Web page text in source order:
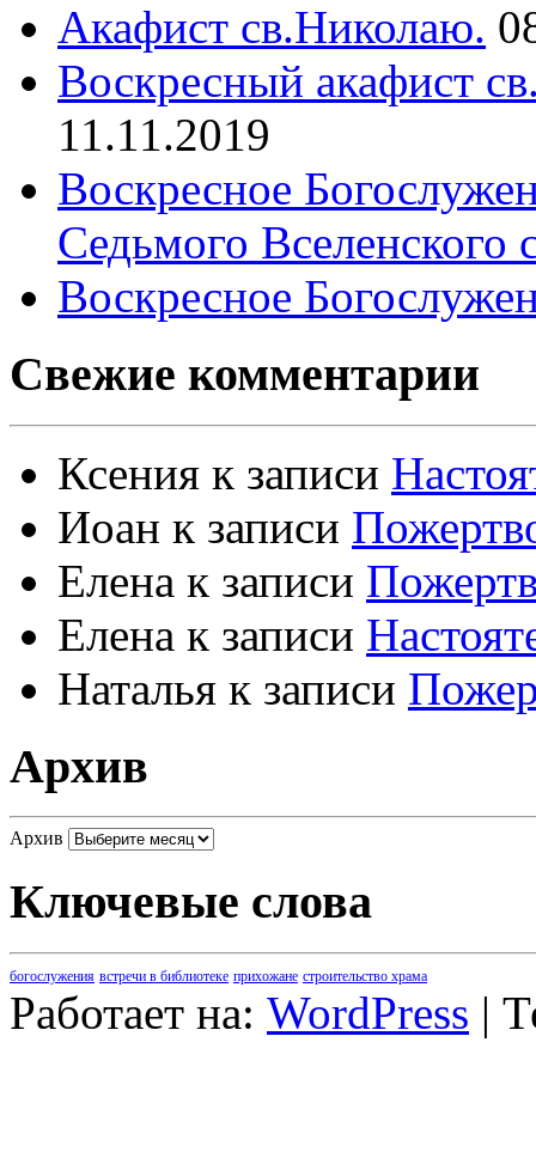
Акафист св.Николаю.
Воскресный акафист
11.11.2019
Воскресное
Седьмого Вселенского
Воскресное
Свежие комментарии
Ксения к записи
Иоан к записи
Елена к записи
Елена к записи
Наталья к записи
Архив
Архив
Ключевые слова
богослужения встречи в библиотеке прихожане строительство храма
Работает на: WordPress |